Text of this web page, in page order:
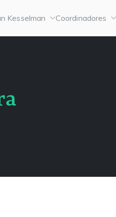
Kesselman Coordinadores